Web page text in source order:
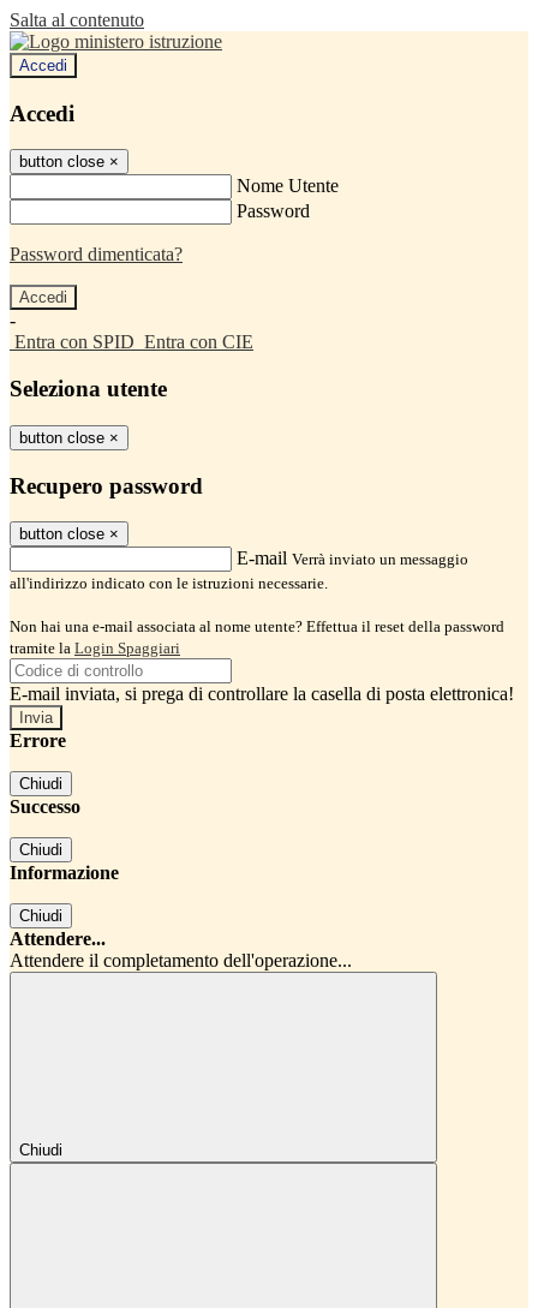
Salta al contenuto
Accedi
Accedi
button close ×
Nome Utente
Password
Password dimenticata?
-
Entra con SPID Entra con CIE
Seleziona utente
button close ×
Recupero password
button close ×
E-mail Verrà inviato un messaggio
all'indirizzo indicato con le istruzioni necessarie.
Non hai una e-mail associata al nome utente? Effettua il reset della password
tramite la Login Spaggiari
E-mail inviata, si prega di controllare la casella di posta elettronica!
Errore
Chiudi
Successo
Chiudi
Informazione
Chiudi
Attendere...
Attendere il completamento dell'operazione...
Chiudi